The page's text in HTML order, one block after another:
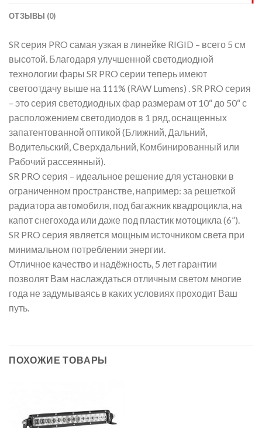
ОТЗЫВЫ (0)
SR серия PRO самая узкая в линейке RIGID – всего 5 см
высотой. Благодаря улучшенной светодиодной
технологии фары SR PRO серии теперь имеют
светоотдачу выше на 111% (RAW Lumens) . SR PRO серия
– это серия светодиодных фар размерам от 10“ до 50“ с
расположением светодиодов в 1 ряд, оснащенных
запатентованной оптикой (Ближний, Дальний,
Водительский, Сверхдальний, Комбинированный или
Рабочий рассеянный).
SR PRO серия – идеальное решение для установки в
ограниченном пространстве, например: за решеткой
радиатора автомобиля, под багажник квадроцикла, на
капот снегохода или даже под пластик мотоцикла (6”).
SR PRO серия является мощным источником света при
минимальном потреблении энергии.
Отличное качество и надёжность, 5 лет гарантии
позволят Вам наслаждаться отличным светом многие
года не задумываясь в каких условиях проходит Ваш
путь.
ПОХОЖИЕ ТОВАРЫ